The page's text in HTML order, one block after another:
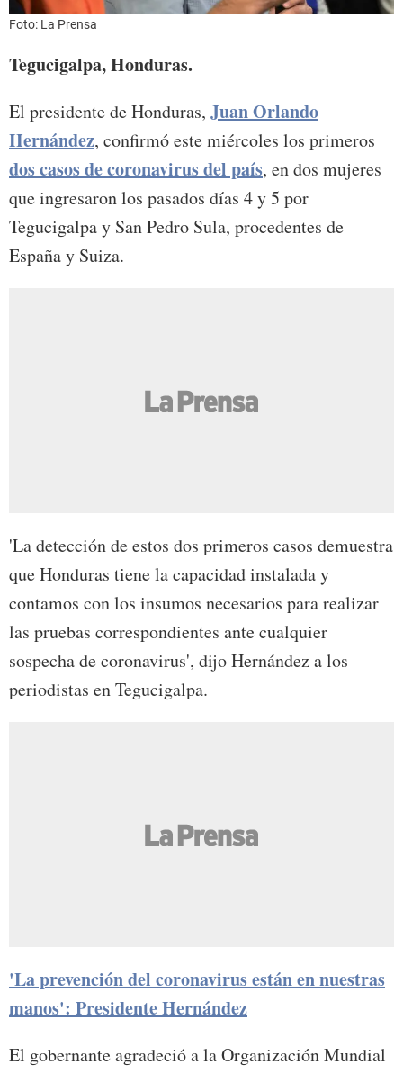
Foto: La Prensa
Tegucigalpa, Honduras.
El presidente de Honduras, Juan Orlando
Hernández, confirmó este miércoles los primeros
dos casos de coronavirus del país, en dos mujeres
que ingresaron los pasados días 4 y 5 por
Tegucigalpa y San Pedro Sula, procedentes de
España y Suiza.
'La detección de estos dos primeros casos demuestra
que Honduras tiene la capacidad instalada y
contamos con los insumos necesarios para realizar
las pruebas correspondientes ante cualquier
sospecha de coronavirus', dijo Hernández a los
periodistas en Tegucigalpa.
'La prevención del coronavirus están en nuestras
manos': Presidente Hernández
El gobernante agradeció a la Organización Mundial